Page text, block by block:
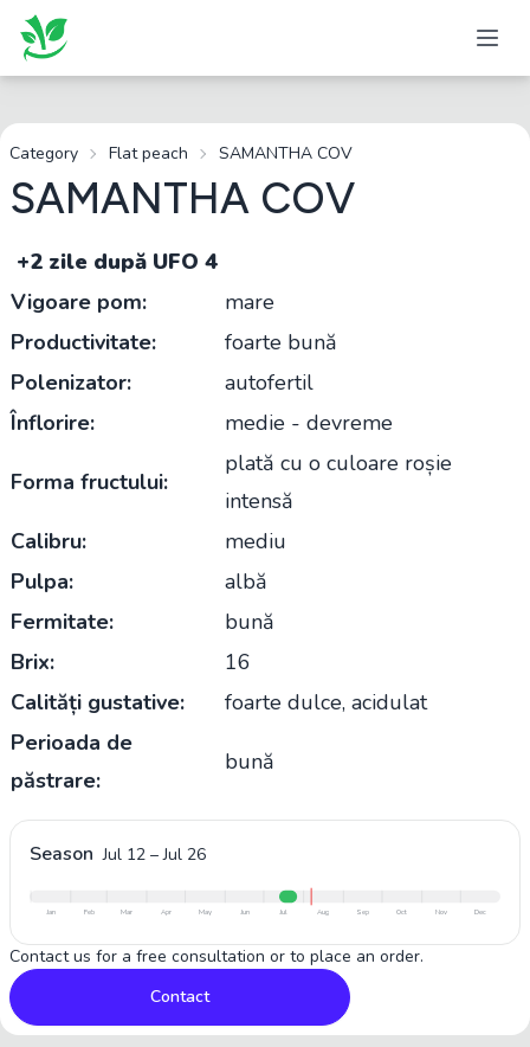
Category Flat peach SAMANTHA COV
SAMANTHA COV
+2 zile după UFO 4
Vigoare pom:
mare
Productivitate:
foarte bună
Polenizator:
autofertil
Înflorire:
medie - devreme
Forma fructului:
plată cu o culoare roșie
intensă
Calibru:
mediu
Pulpa:
albă
Fermitate:
bună
Brix:
16
Calități gustative:
foarte dulce, acidulat
Perioada de
păstrare:
bună
Season Jul 12 –Jul 26
Jan Feb Mar Apr May Jun Jul Aug Sep Oct Nov Dec
Contact us for a free consultation or to place an order.
Contact